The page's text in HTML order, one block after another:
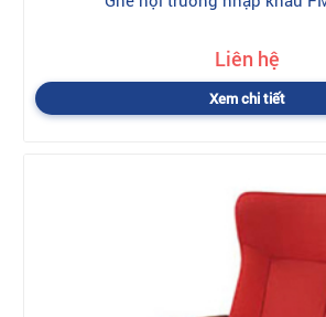
Liên hệ
Xem chi tiết